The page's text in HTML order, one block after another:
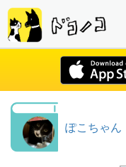
ぽこちゃん